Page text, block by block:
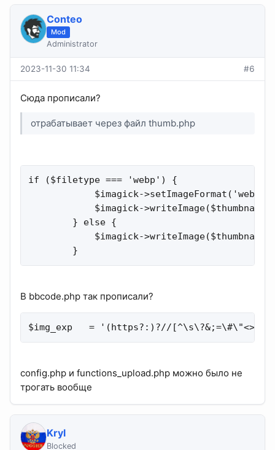
Conteo
Mod
Administrator
2023-11-30 11:34 #6
Сюда прописали?
отрабатывает через файл thumb.php
if ($filetype === 'webp') {
$imagick-
$imagick-
        } else {
$imagick-
        }
В bbcode.php так прописали?
$img_exp   = '(https?:)?//
config.php и functions_upload.php можно было не
трогать вообще
Kryl
Blocked